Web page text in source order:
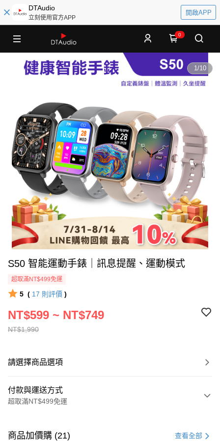
DTAudio
立刻使用官方APP
開啟APP
0
1/10
S50 智能運動手錶｜訊息提醒、運動模式
超取滿NT$499免運
5 ( 17 則評價 )
NT$1,990
NT$599 ~ NT$749
請選擇商品選項
付款與運送方式
超取滿NT$499免運
信用卡一次付款
商品加價購 (21) 查看全部